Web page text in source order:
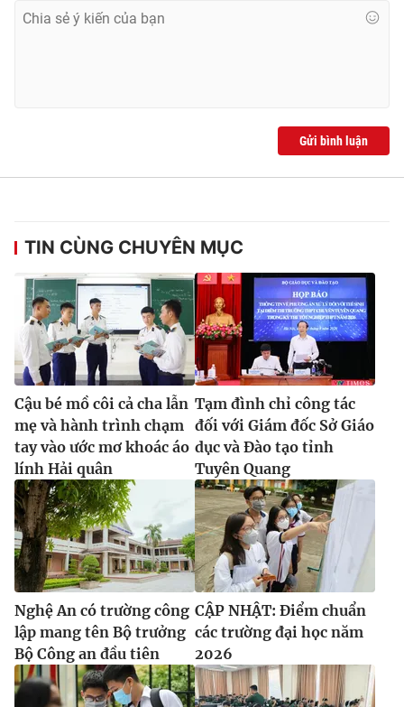
Gửi bình luận
TIN CÙNG CHUYÊN MỤC
Cậu bé mồ côi cả cha lẫn
mẹ và hành trình chạm
tay vào ước mơ khoác áo
lính Hải quân
Tạm đình chỉ công tác
đối với Giám đốc Sở Giáo
dục và Đào tạo tỉnh
Tuyên Quang
Nghệ An có trường công
lập mang tên Bộ trưởng
Bộ Công an đầu tiên
CẬP NHẬT: Điểm chuẩn
các trường đại học năm
2026